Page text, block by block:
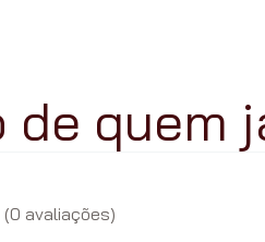
(0 avaliações)